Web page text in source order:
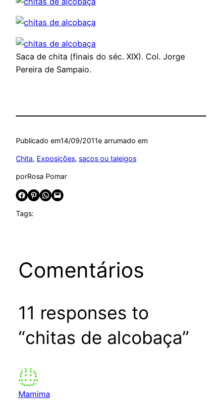
Saca de chita (finais do séc. XIX). Col. Jorge
Pereira de Sampaio.
Publicado em14/09/2011e arrumado em
Chita, Exposições, sacos ou taleigos
porRosa Pomar
Share on Facebook Share on Pinterest Share on WhatsApp Email this Page
Tags:
Comentários
11 responses to
“chitas de alcobaça”
Mamima